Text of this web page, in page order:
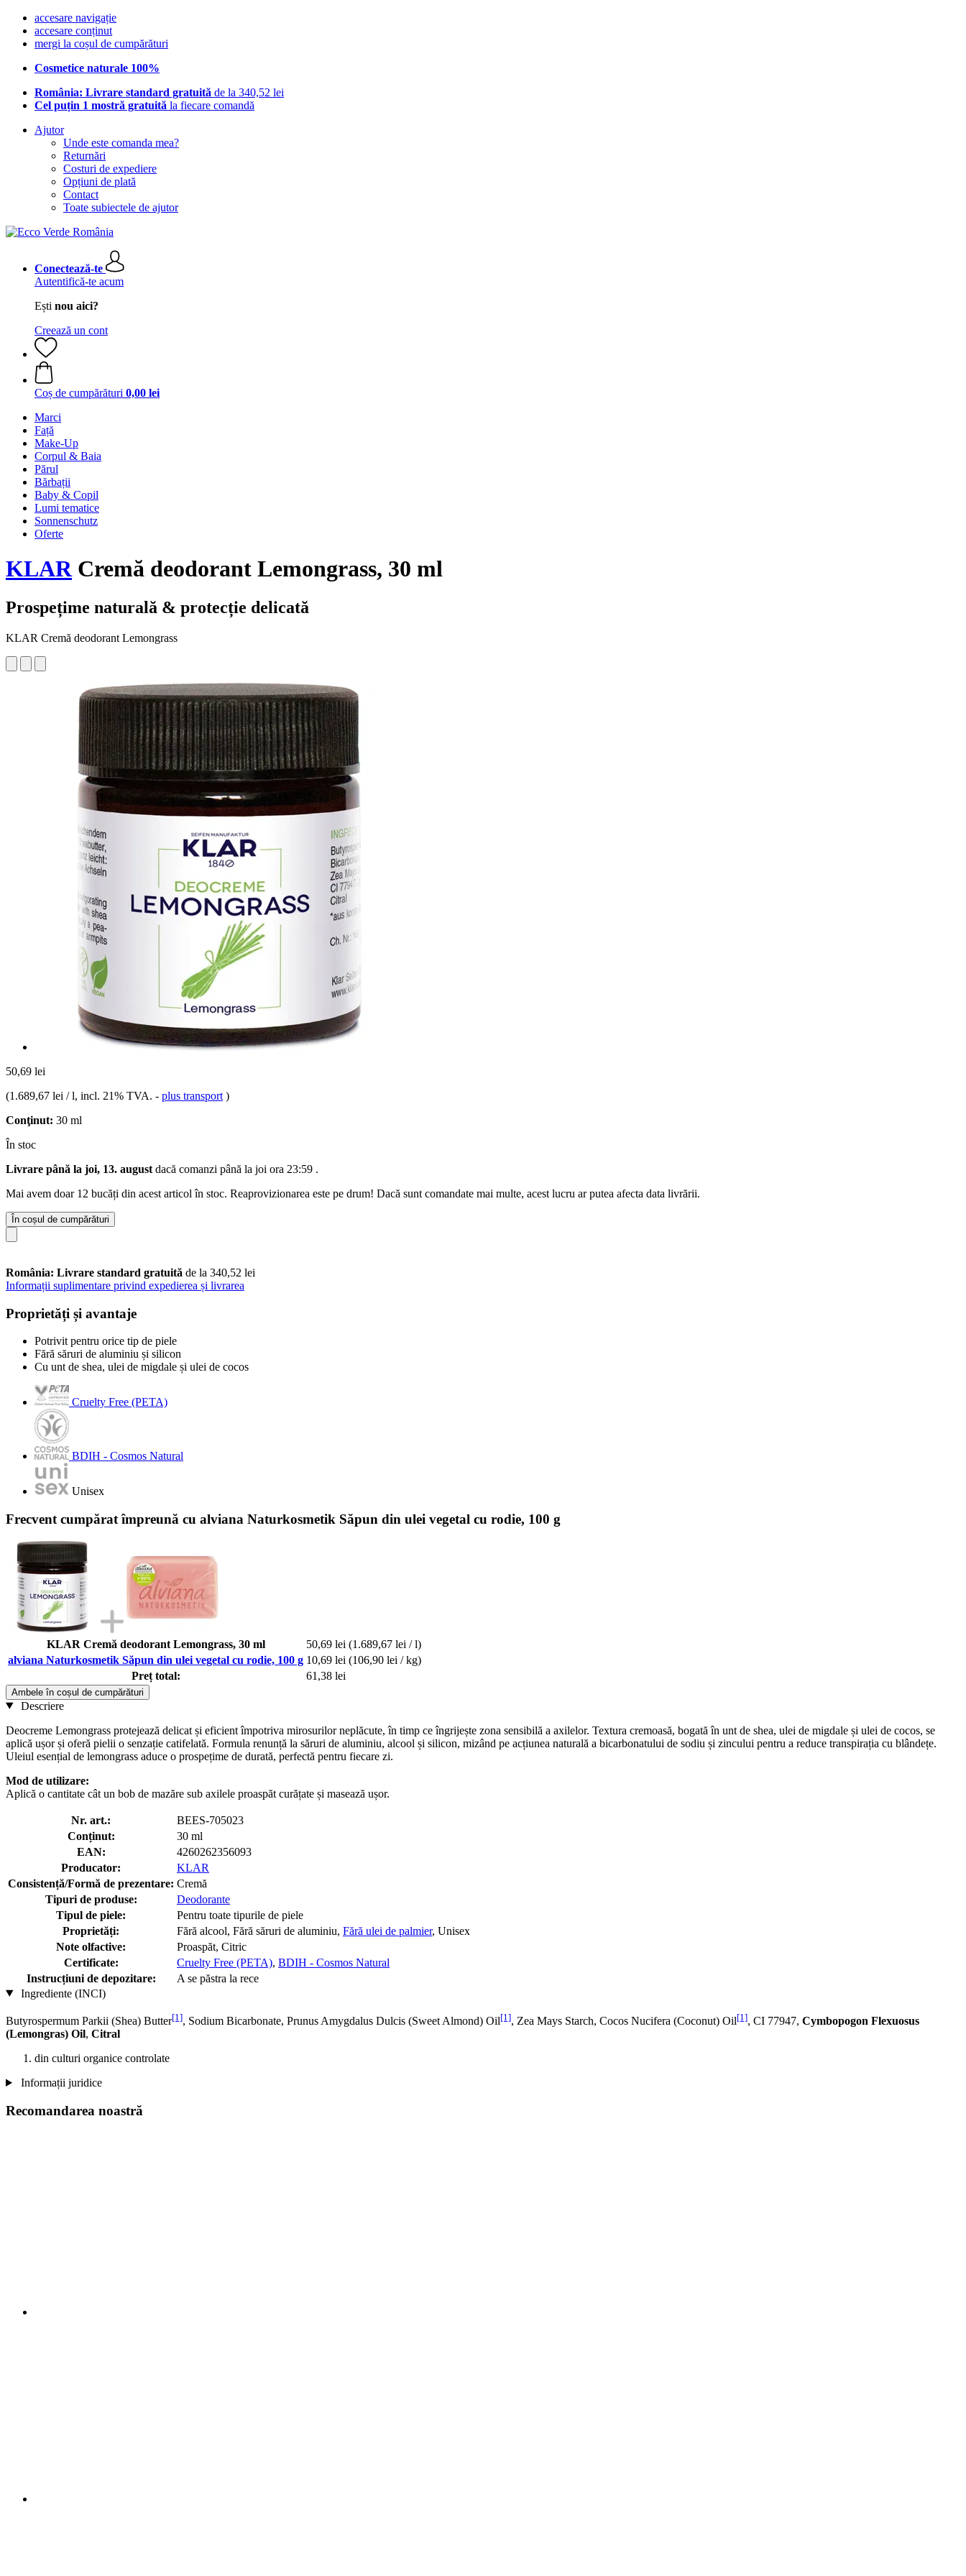
accesare navigație
accesare conținut
mergi la coșul de cumpărături
Cosmetice naturale 100%
România: Livrare standard gratuită de la 340,52 lei
Cel puțin 1 mostră gratuită la fiecare comandă
Ajutor
Unde este comanda mea?
Returnări
Costuri de expediere
Opțiuni de plată
Contact
Toate subiectele de ajutor
Conectează-te
Autentifică-te acum
Ești nou aici?
Creează un cont
Coș de cumpărături 0,00 lei
Marci
Față
Make-Up
Corpul & Baia
Părul
Bărbații
Baby & Copil
Lumi tematice
Sonnenschutz
Oferte
KLARCremă deodorant Lemongrass, 30 ml
Prospețime naturală & protecție delicată
KLAR Cremă deodorant Lemongrass
50,69 lei
(1.689,67 lei / l, incl. 21% TVA. - plus transport )
Conţinut: 30 ml
În stoc
Livrare până la joi, 13. august dacă comanzi până la joi ora 23:59 .
Mai avem doar 12 bucăți din acest articol în stoc. Reaprovizionarea este pe drum! Dacă sunt comandate mai multe, acest lucru ar putea afecta data livrării.
În coșul de cumpărături
România: Livrare standard gratuită de la 340,52 lei
Informații suplimentare privind expedierea și livrarea
Proprietăți și avantaje
Potrivit pentru orice tip de piele
Fără săruri de aluminiu și silicon
Cu unt de shea, ulei de migdale și ulei de cocos
Cruelty Free (PETA)
BDIH - Cosmos Natural
Unisex
Frecvent cumpărat împreună cu alviana Naturkosmetik Săpun din ulei vegetal cu rodie, 100 g
KLAR Cremă deodorant Lemongrass, 30 ml 50,69 lei (1.689,67 lei / l)
alviana Naturkosmetik Săpun din ulei vegetal cu rodie, 100 g 10,69 lei (106,90 lei / kg)
Preț total:
61,38 lei
Ambele în coșul de cumpărături
Descriere
Deocreme Lemongrass protejează delicat și eficient împotriva mirosurilor neplăcute, în timp ce îngrijește zona sensibilă a axilelor. Textura cremoasă, bogată în unt de shea, ulei de migdale și ulei de cocos, se
aplică ușor și oferă pielii o senzație catifelată. Formula renunță la săruri de aluminiu, alcool și silicon, mizând pe acțiunea naturală a bicarbonatului de sodiu și zincului pentru a reduce transpirația cu blândețe.
Uleiul esențial de lemongrass aduce o prospețime de durată, perfectă pentru fiecare zi.
Mod de utilizare:
Aplică o cantitate cât un bob de mazăre sub axilele proaspăt curățate și masează ușor.
Nr. art.:
BEES-705023
Conținut:
30 ml
EAN:
4260262356093
Producator:
KLAR
Consistență/Formă de prezentare: Cremă
Tipuri de produse:
Deodorante
Tipul de piele:
Pentru toate tipurile de piele
Proprietăți:
Fără alcool, Fără săruri de aluminiu, Fără ulei de palmier, Unisex
Note olfactive:
Proaspăt, Citric
Certificate:
Cruelty Free (PETA), BDIH - Cosmos Natural
Instrucțiuni de depozitare:
A se păstra la rece
Ingrediente (INCI)
Butyrospermum Parkii (Shea) Butter[1], Sodium Bicarbonate, Prunus Amygdalus Dulcis (Sweet Almond) Oil[1], Zea Mays Starch, Cocos Nucifera (Coconut) Oil[1], CI 77947, Cymbopogon Flexuosus
(Lemongras) Oil, Citral
din culturi organice controlate
Informații juridice
Recomandarea noastră